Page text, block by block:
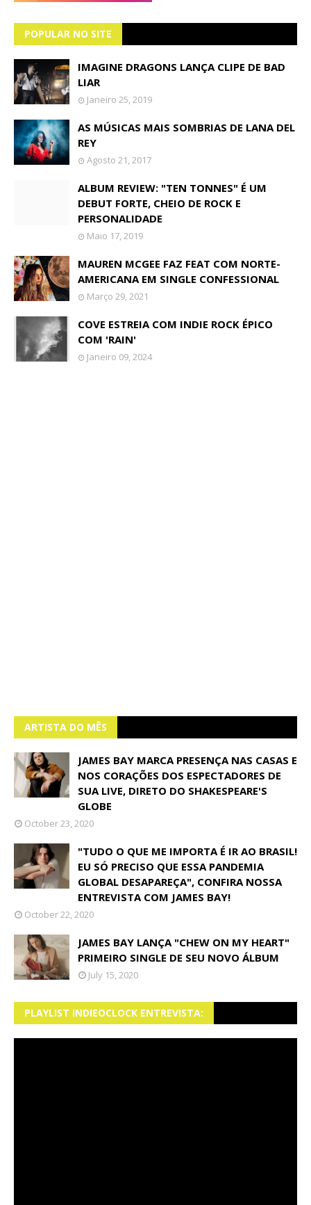
POPULAR NO SITE
IMAGINE DRAGONS LANÇA CLIPE DE BAD
LIAR
Janeiro 25, 2019
AS MÚSICAS MAIS SOMBRIAS DE LANA DEL
REY
Agosto 21, 2017
ALBUM REVIEW: "TEN TONNES" É UM
DEBUT FORTE, CHEIO DE ROCK E
PERSONALIDADE
Maio 17, 2019
MAUREN MCGEE FAZ FEAT COM NORTE-
AMERICANA EM SINGLE CONFESSIONAL
Março 29, 2021
COVE ESTREIA COM INDIE ROCK ÉPICO
COM 'RAIN'
Janeiro 09, 2024
ARTISTA DO MÊS
JAMES BAY MARCA PRESENÇA NAS CASAS E
NOS CORAÇÕES DOS ESPECTADORES DE
SUA LIVE, DIRETO DO SHAKESPEARE'S
GLOBE
October 23, 2020
"TUDO O QUE ME IMPORTA É IR AO BRASIL!
EU SÓ PRECISO QUE ESSA PANDEMIA
GLOBAL DESAPAREÇA", CONFIRA NOSSA
ENTREVISTA COM JAMES BAY!
October 22, 2020
JAMES BAY LANÇA "CHEW ON MY HEART"
PRIMEIRO SINGLE DE SEU NOVO ÁLBUM
July 15, 2020
PLAYLIST INDIEOCLOCK ENTREVISTA: